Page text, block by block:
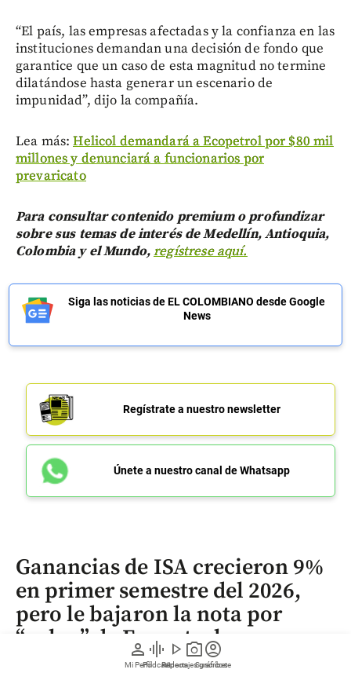
person
Mi Perfil
graphic_eq
Pódcast
play_arrow
Videos
photo_camera
Reportajes gráficos
account_circle
Suscríbete
“El país, las empresas afectadas y la confianza en las
instituciones demandan una decisión de fondo que
garantice que un caso de esta magnitud no termine
dilatándose hasta generar un escenario de
impunidad”, dijo la compañía.
Lea más:Helicol demandará a Ecopetrol por $80 mil
millones y denunciará a funcionarios por
prevaricato
Para consultar contenido premium o profundizar
sobre sus temas de interés de Medellín, Antioquia,
Colombia y el Mundo,regístrese aquí.
Siga las noticias de EL COLOMBIANO desde Google
News
Regístrate a nuestro newsletter
Únete a nuestro canal de Whatsapp
Ganancias de ISA crecieron 9%
en primer semestre del 2026,
pero le bajaron la nota por
“culpa” de Ecopetrol